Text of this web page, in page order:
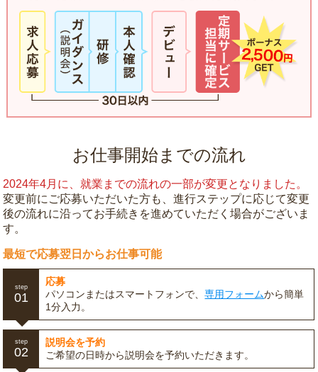
お仕事開始までの流れ
2024年4月に、就業までの流れの一部が変更となりました。
変更前にご応募いただいた方も、進行ステップに応じて変更
後の流れに沿ってお手続きを進めていただく場合がございま
す。
最短で応募翌日からお仕事可能
step
01
応募
パソコンまたはスマートフォンで、専用フォームから簡単
1分入力。
step
02
説明会を予約
ご希望の日時から説明会を予約いただきます。